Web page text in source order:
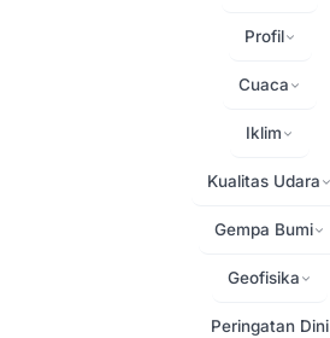
Profil
Cuaca
Iklim
Kualitas Udara
Gempa Bumi
Geofisika
Peringatan Dini
Prakiraan Cuaca